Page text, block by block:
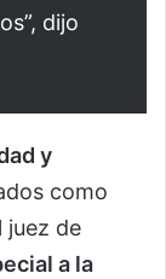
dijo
y
como
juez de
a la